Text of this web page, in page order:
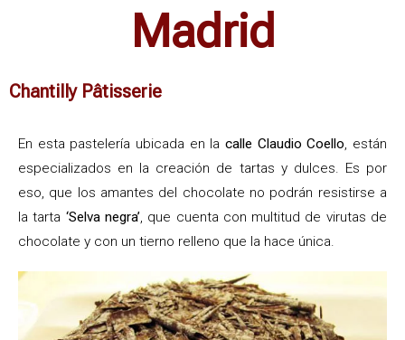
Madrid
Chantilly Pâtisserie
En esta pastelería ubicada en la calle Claudio Coello, están
especializados en la creación de tartas y dulces. Es por
eso, que los amantes del chocolate no podrán resistirse a
la tarta ‘Selva negra’, que cuenta con multitud de virutas de
chocolate y con un tierno relleno que la hace única.